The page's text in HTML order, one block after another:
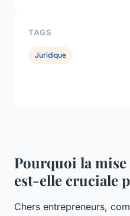
Pourquoi la
est-elle cruciale
Chers entrepreneurs,
TAGS
Juridique